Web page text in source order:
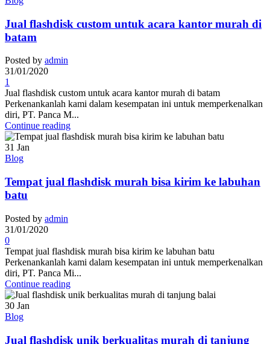
Jual flashdisk custom untuk acara kantor murah di
batam
Posted by admin
31/01/2020
1
Jual flashdisk custom untuk acara kantor murah di batam
Perkenankanlah kami dalam kesempatan ini untuk memperkenalkan
diri, PT. Panca M...
Continue reading
31 Jan
Blog
Tempat jual flashdisk murah bisa kirim ke labuhan
batu
Posted by admin
31/01/2020
0
Tempat jual flashdisk murah bisa kirim ke labuhan batu
Perkenankanlah kami dalam kesempatan ini untuk memperkenalkan
diri, PT. Panca Mi...
Continue reading
30 Jan
Blog
Jual flashdisk unik berkualitas murah di tanjung